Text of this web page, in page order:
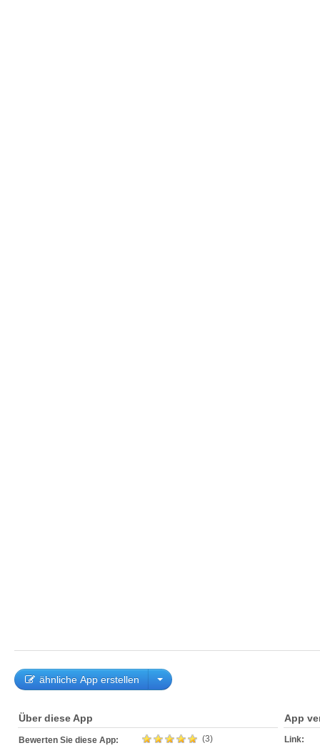
ähnliche App erstellen
Über diese App
Bewerten Sie diese App: (3)
App
Link: